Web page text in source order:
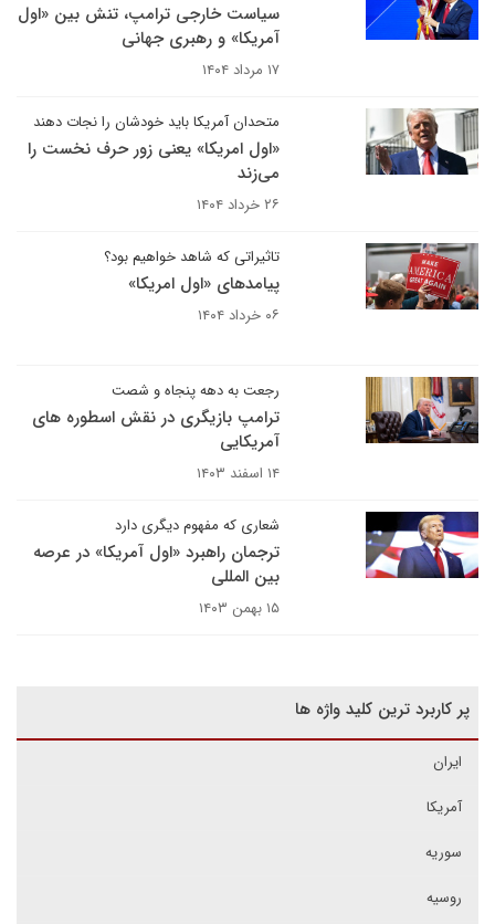
سیاست خارجی ترامپ، تنش بین «اول
آمریکا» و رهبری جهانی
۱۷ مرداد ۱۴۰۴
متحدان آمریکا باید خودشان را نجات دهند
«اول امریکا» یعنی زور حرف نخست را
می‌زند
۲۶ خرداد ۱۴۰۴
تاثیراتی که شاهد خواهیم بود؟
پیامدهای «اول امریکا»
۰۶ خرداد ۱۴۰۴
رجعت به دهه پنجاه و شصت
ترامپ بازیگری در نقش اسطوره های
آمریکایی
۱۴ اسفند ۱۴۰۳
شعاری که مفهوم دیگری دارد
ترجمان راهبرد «اول آمریکا» در عرصه
بین المللی
۱۵ بهمن ۱۴۰۳
پر کاربرد ترین کلید واژه ها
ایران
آمریکا
سوریه
روسیه